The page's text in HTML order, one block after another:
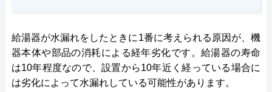
給湯器が水漏れをしたときに1番に考えられる原因が、機
器本体や部品の消耗による経年劣化です。給湯器の寿命
は10年程度なので、設置から10年近く経っている場合に
は劣化によって水漏れしている可能性があります。